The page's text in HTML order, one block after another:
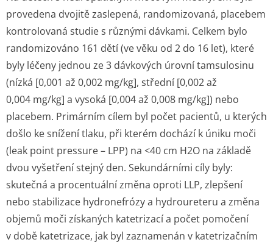
provedena dvojitě zaslepená, randomizovaná, placebem
kontrolovaná studie s různými dávkami. Celkem bylo
randomizováno 161 dětí (ve věku od 2 do 16 let), které
byly léčeny jednou ze 3 dávkových úrovní tamsulosinu
(nízká [0,001 až 0,002 mg/kg], střední [0,002 až
0,004 mg/kg] a vysoká [0,004 až 0,008 mg/kg]) nebo
placebem. Primárním cílem byl počet pacientů, u kterých
došlo ke snížení tlaku, při kterém dochází k úniku moči
(leak point pressure – LPP) na <40 cm H2O na základě
dvou vyšetření stejný den. Sekundárními cíly byly:
skutečná a procentuální změna oproti LLP, zlepšení
nebo stabilizace hydronefrózy a hydroureteru a změna
objemů moči získaných katetrizací a počet pomočení
v době katetrizace, jak byl zaznamenán v katetrizačním